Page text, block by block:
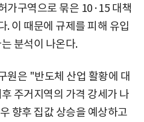
가구역으로 묶은 10·15 대책
. 이 때문에 규제를 피해 유입
분석이 나온다.
원은 "반도체 산업 활황에 대
주거지역의 가격 강세가 나
향후 집값 상승을 예상하고